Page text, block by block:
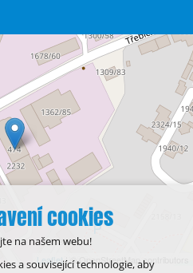
Leaflet | © OpenStreetMap contributors
cookies
na našem webu!
a související technologie, aby